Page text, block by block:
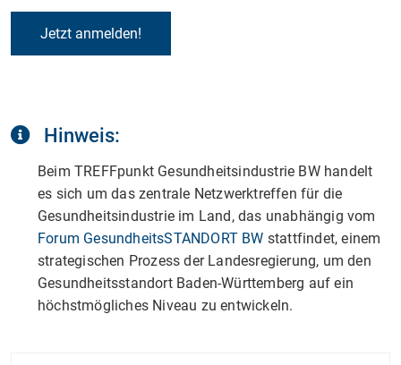
Jetzt anmelden!
Hinweis:
Beim TREFFpunkt Gesundheitsindustrie BW handelt
es sich um das zentrale Netzwerktreffen für die
Gesundheitsindustrie im Land, das unabhängig vom
Forum GesundheitsSTANDORT BW stattfindet, einem
strategischen Prozess der Landesregierung, um den
Gesundheitsstandort Baden-Württemberg auf ein
höchstmögliches Niveau zu entwickeln.